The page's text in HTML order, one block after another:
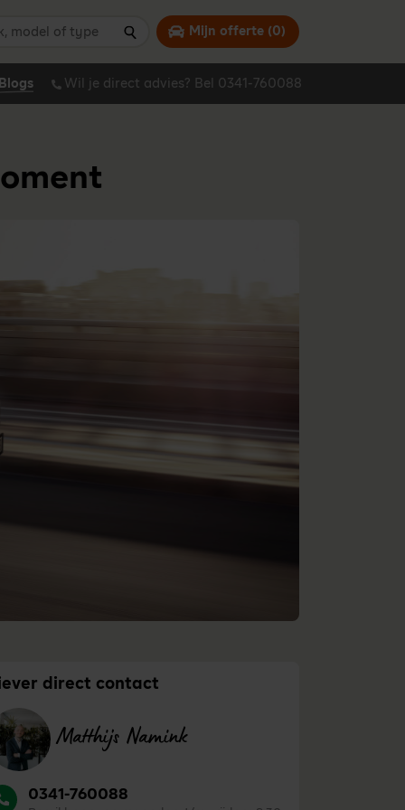
Blogs Wil je direct advies? Bel 0341-760088
model of type
Zoeken
Mijn offerte (0)
direct contact
Matthijs Namink
0341-760088